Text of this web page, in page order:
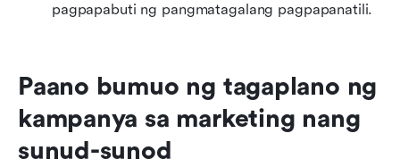
pagpapabuti ng pangmatagalang pagpapanatili.
Paano bumuo ng tagaplano ng
kampanya sa marketing nang
sunud-sunod